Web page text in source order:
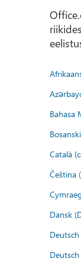
Bahasa
Català
Čeština
Dansk